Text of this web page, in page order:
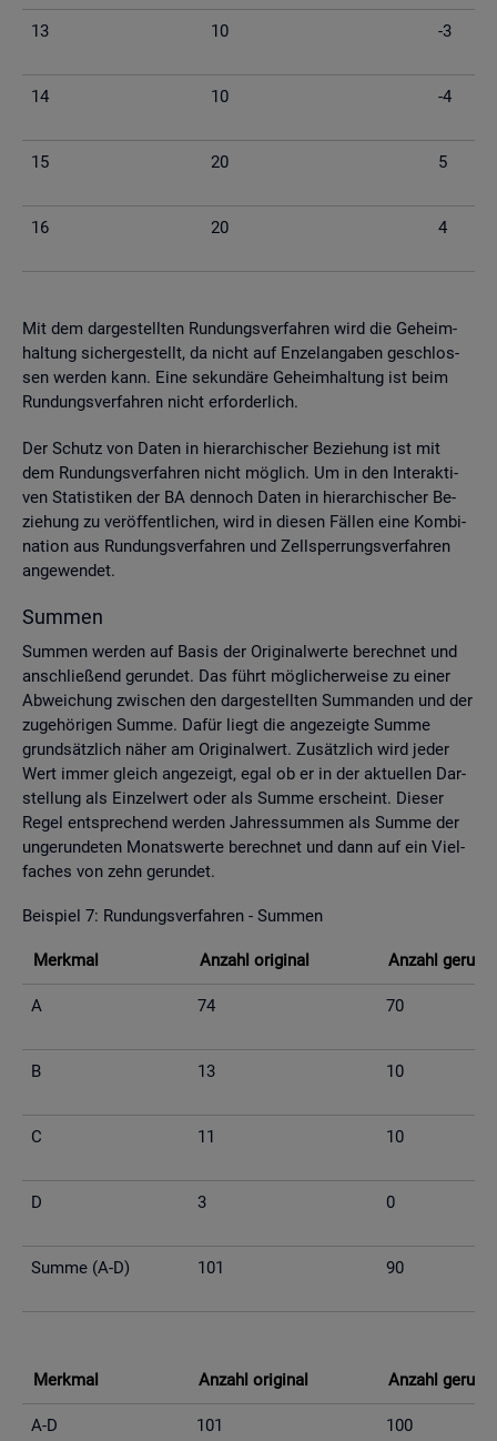
13 10 -3
14 10 -4
15 20 5
16 20 4
Mit dem dar­ge­stell­ten Run­dungs­ver­fah­ren wird die Ge­heim­
hal­tung si­cher­ge­stellt, da nicht auf En­zel­an­ga­ben ge­schlos­
sen wer­den kann. Eine se­kun­dä­re Ge­heim­hal­tung ist beim
Run­dungs­ver­fah­ren nicht er­for­der­lich.
Der Schutz von Daten in hier­ar­chi­scher Be­zie­hung ist mit
dem Run­dungs­ver­fah­ren nicht mög­lich. Um in den In­ter­ak­ti­
ven Sta­tis­ti­ken der BA den­noch Daten in hier­ar­chi­scher Be­
zie­hung zu ver­öf­fent­li­chen, wird in die­sen Fäl­len eine Kom­bi­
na­ti­on aus Run­dungs­ver­fah­ren und Zell­sper­rungs­ver­fah­ren
an­ge­wen­det.
Sum­men
Sum­men wer­den auf Basis der Ori­gi­nal­wer­te be­rech­net und
an­schlie­ßend ge­run­det. Das führt mög­li­cher­wei­se zu einer
Ab­wei­chung zwi­schen den dar­ge­stell­ten Sum­man­den und der
zu­ge­hö­ri­gen Summe. Dafür liegt die an­ge­zeig­te Summe
grund­sätz­lich näher am Ori­gi­nal­wert. Zu­sätz­lich wird jeder
Wert immer gleich an­ge­zeigt, egal ob er in der ak­tu­el­len Dar­
stel­lung als Ein­zel­wert oder als Summe er­scheint. Die­ser
Regel ent­spre­chend wer­den Jah­res­sum­men als Summe der
un­ge­run­de­ten Mo­nats­wer­te be­rech­net und dann auf ein Viel­
fa­ches von zehn ge­run­det.
Bei­spiel 7: Run­dungs­ver­fah­ren - Sum­men
Merk­mal An­zahl ori­gi­nal An­zahl
A 74 70
B 13 10
C 11 10
D 3 0
Summe (A-D) 101 90
Merk­mal An­zahl ori­gi­nal An­zahl
A-D 101 100